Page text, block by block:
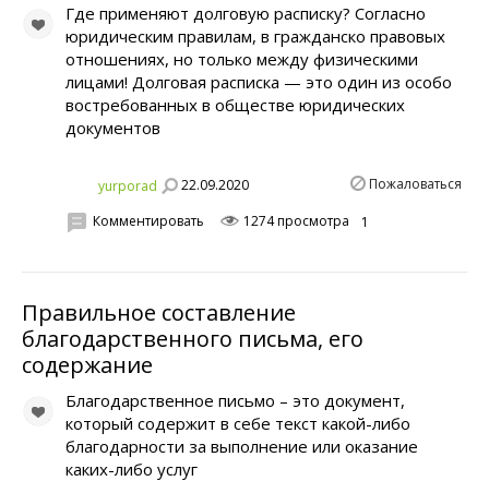
Где применяют долговую расписку? Согласно
юридическим правилам, в гражданско правовых
отношениях, но только между физическими
лицами! Долговая расписка — это один из особо
востребованных в обществе юридических
документов
yurporad 22.09.2020 Пожаловаться
Комментировать 1274 просмотра 1
Правильное составление
благодарственного письма, его
содержание
Благодарственное письмо – это документ,
который содержит в себе текст какой-либо
благодарности за выполнение или оказание
каких-либо услуг